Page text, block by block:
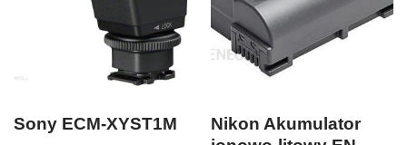
Sony ECM-XYST1M
Nikon Akumulator